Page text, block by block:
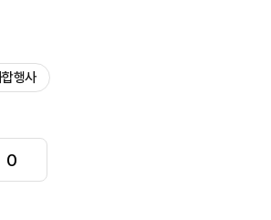
행사
0